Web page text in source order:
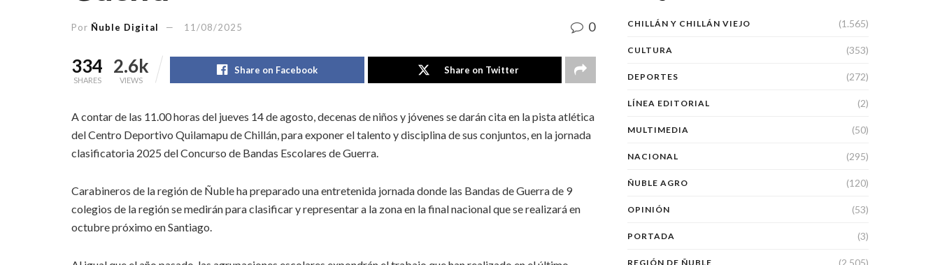
Por Ñuble Digital 11/08/2025 0
334
SHARES
2.6k
VIEWS
Share on Facebook Share on Twitter
A contar de las 11.00 horas del jueves 14 de agosto, decenas de niños y jóvenes se darán cita en la pista atlética
del Centro Deportivo Quilamapu de Chillán, para exponer el talento y disciplina de sus conjuntos, en la jornada
clasificatoria 2025 del Concurso de Bandas Escolares de Guerra.
Carabineros de la región de Ñuble ha preparado una entretenida jornada donde las Bandas de Guerra de 9
colegios de la región se medirán para clasificar y representar a la zona en la final nacional que se realizará en
octubre próximo en Santiago.
CHILLÁN Y CHILLÁN VIEJO (1.565)
CULTURA (353)
DEPORTES (272)
LÍNEA EDITORIAL (2)
MULTIMEDIA (50)
NACIONAL (295)
ÑUBLE AGRO (120)
OPINIÓN (53)
PORTADA (3)
REGIÓN DE ÑUBLE (2.505)